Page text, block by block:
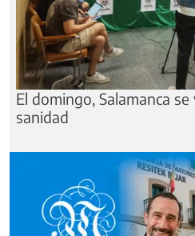
El domingo, Salamanca
sanidad